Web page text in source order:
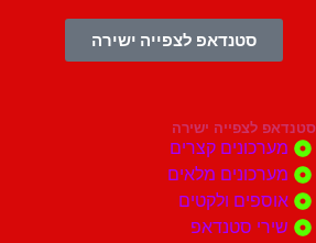
סטנדאפ לצפייה ישירה
ישירה
קצרים
מלאים
ולקטים
סטנדאפ